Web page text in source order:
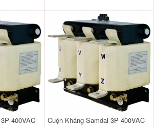
400VAC
Cuộn Kháng Samdai 3P 400VAC